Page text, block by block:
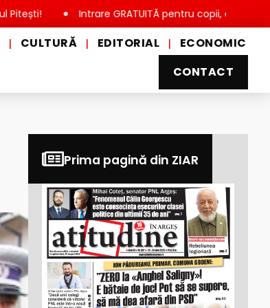
Intrare GRATUITĂ pentru copii, elevi și studenți, de
| CULTURĂ | EDITORIAL |
ECONOMIC
CONTACT
Prima pagină din ZIAR